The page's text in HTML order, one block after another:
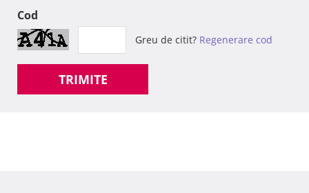
Cod
Greu de citit? Regenerare cod
TRIMITE